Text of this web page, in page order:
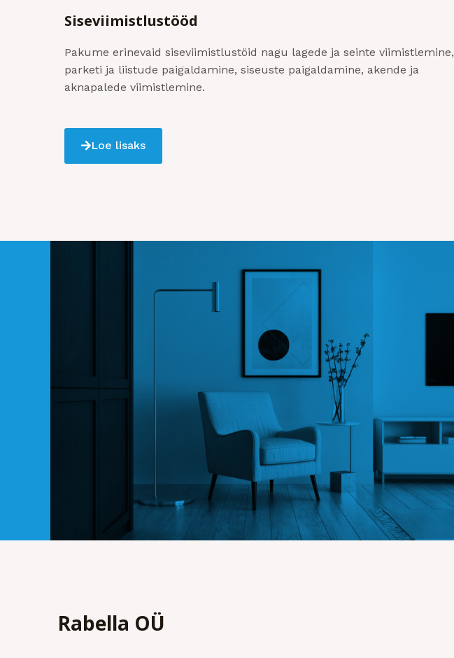
Siseviimistlustööd
Pakume erinevaid siseviimistlustöid nagu lagede ja seinte viimistlemine,
parketi ja liistude paigaldamine, siseuste paigaldamine, akende ja
aknapalede viimistlemine.
Loe lisaks
Rabella OÜ